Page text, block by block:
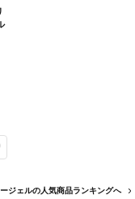
ジェルの人気商品ランキングへ